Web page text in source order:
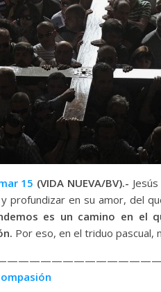
15 (VIDA NUEVA/BV).-
y profundizar en su amor, del
es un camino en el
Por eso, en el triduo pascual,